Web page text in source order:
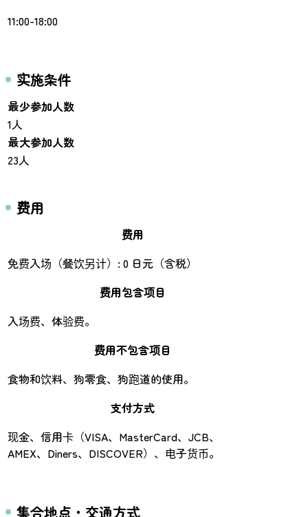
11:00-18:00
实施条件
最少参加人数
1人
最大参加人数
23人
费用
费用
免费入场（餐饮另计）: 0 日元（含税）
费用包含项目
入场费、体验费。
费用不包含项目
食物和饮料、狗零食、狗跑道的使用。
支付方式
现金、信用卡（VISA、MasterCard、JCB、
AMEX、Diners、DISCOVER）、电子货币。
集合地点・交通方式